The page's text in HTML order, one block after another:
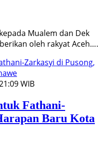
Mualem dan Dek
oleh rakyat Aceh….
WIB
Fathani-
Baru Kota